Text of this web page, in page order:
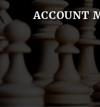
ACCOUNT